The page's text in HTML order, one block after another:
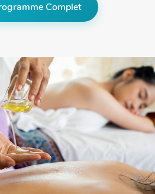
Complet